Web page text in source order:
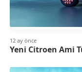
12 ay önce
Yeni Citroen Ami